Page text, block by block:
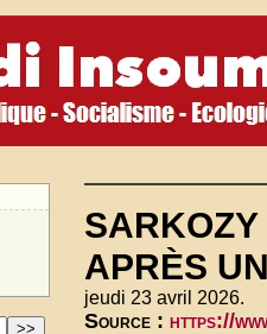
APRÈS
jeudi 23 avril 2026.
Source : https://